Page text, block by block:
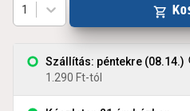
Szállítás: péntekre (08.14.)
1.290 Ft-tól
1